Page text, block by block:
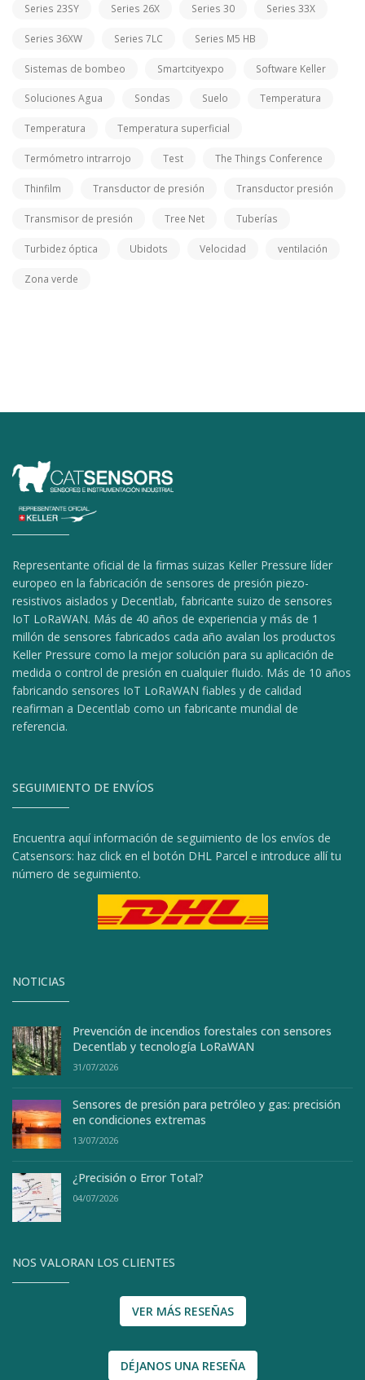
Series 23SY Series 26X Series 30 Series 33X
Series 36XW Series 7LC Series M5 HB
Sistemas de bombeo Smartcityexpo Software Keller
Soluciones Agua Sondas Suelo Temperatura
Temperatura Temperatura superficial
Termómetro intrarrojo Test The Things Conference
Thinfilm Transductor de presión Transductor presión
Transmisor de presión Tree Net Tuberías
Turbidez óptica Ubidots Velocidad ventilación
Zona verde
Representante oficial de la firmas suizas Keller Pressure líder
europeo en la fabricación de sensores de presión piezo-
resistivos aislados y Decentlab, fabricante suizo de sensores
IoT LoRaWAN. Más de 40 años de experiencia y más de 1
millón de sensores fabricados cada año avalan los productos
Keller Pressure como la mejor solución para su aplicación de
medida o control de presión en cualquier fluido. Más de 10 años
fabricando sensores IoT LoRaWAN fiables y de calidad
reafirman a Decentlab como un fabricante mundial de
referencia.
SEGUIMIENTO DE ENVÍOS
Encuentra aquí información de seguimiento de los envíos de
Catsensors: haz click en el botón DHL Parcel e introduce allí tu
número de seguimiento.
NOTICIAS
Prevención de incendios forestales con sensores
Decentlab y tecnología LoRaWAN
31/07/2026
Sensores de presión para petróleo y gas: precisión
en condiciones extremas
13/07/2026
¿Precisión o Error Total?
04/07/2026
NOS VALORAN LOS CLIENTES
VER MÁS RESEÑAS
DÉJANOS UNA RESEÑA